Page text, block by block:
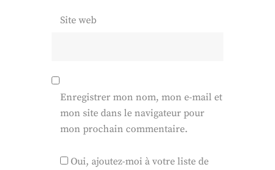
Site web
Enregistrer mon nom, mon e-mail et
mon site dans le navigateur pour
mon prochain commentaire.
Oui, ajoutez-moi à votre liste de